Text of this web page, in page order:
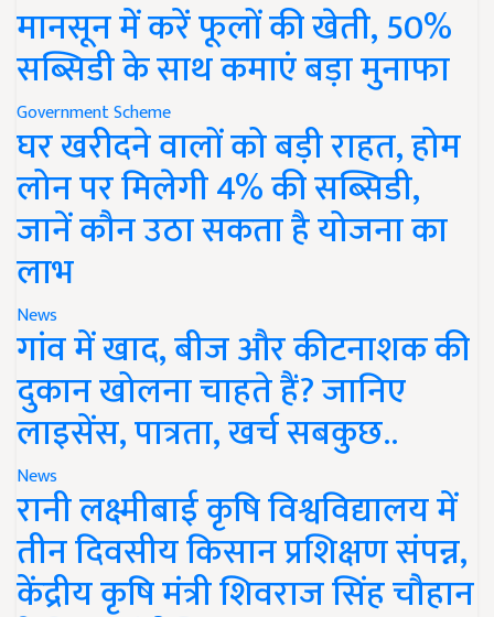
मानसून में करें फूलों की खेती, 50%
सब्सिडी के साथ कमाएं बड़ा मुनाफा
Government Scheme
घर खरीदने वालों को बड़ी राहत, होम
लोन पर मिलेगी 4% की सब्सिडी,
जानें कौन उठा सकता है योजना का
लाभ
News
गांव में खाद, बीज और कीटनाशक की
दुकान खोलना चाहते हैं? जानिए
लाइसेंस, पात्रता, खर्च सबकुछ..
News
रानी लक्ष्मीबाई कृषि विश्वविद्यालय में
तीन दिवसीय किसान प्रशिक्षण संपन्न,
केंद्रीय कृषि मंत्री शिवराज सिंह चौहान